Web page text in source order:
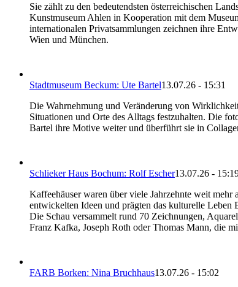
Sie zählt zu den bedeutendsten österreichischen
Kunstmuseum Ahlen in Kooperation mit dem
internationalen Privatsammlungen zeichnen ihre
Wien und München.
Stadtmuseum Beckum: Ute Bartel13.07.26 - 15:31
Die Wahrnehmung und Veränderung von
Situationen und Orte des Alltags festzuhalten. Die
Bartel ihre Motive weiter und überführt sie in
Schlieker Haus Bochum: Rolf Escher13.07.26 -
Kaffeehäuser waren über viele Jahrzehnte weit
entwickelten Ideen und prägten das kulturelle
Die Schau versammelt rund 70 Zeichnungen,
Franz Kafka, Joseph Roth oder Thomas Mann, die
FARB Borken: Nina Bruchhaus13.07.26 - 15:02